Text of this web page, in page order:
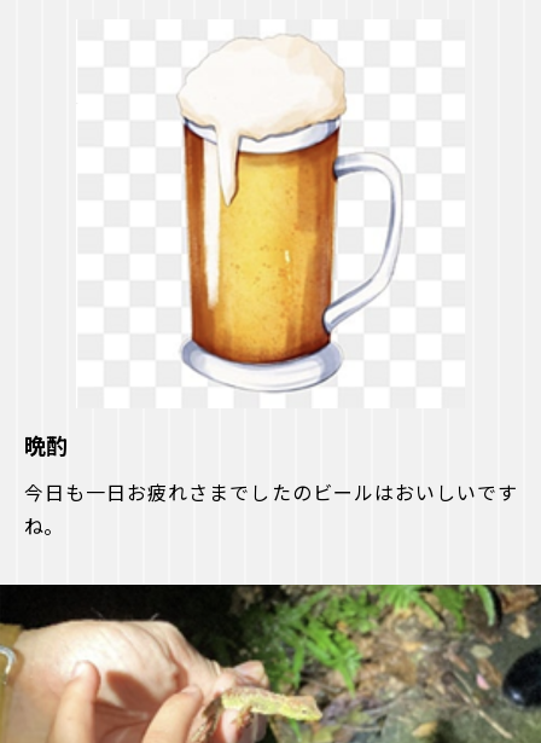
晩酌
今日も一日お疲れさまでしたのビールはおいしいです
ね。